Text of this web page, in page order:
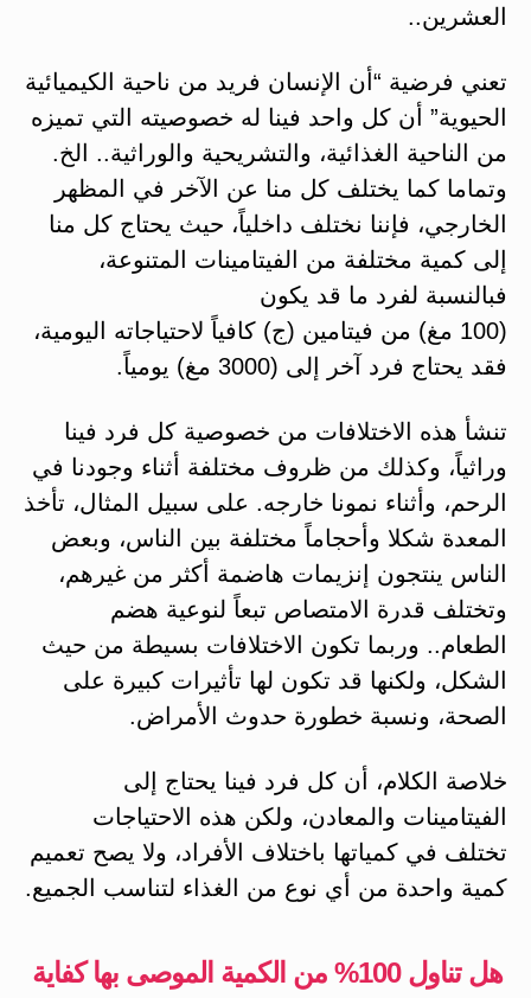
العشرين..
تعني فرضية “أن الإنسان فريد من ناحية الكيميائية
الحيوية” أن كل واحد فينا له خصوصيته التي تميزه
من الناحية الغذائية، والتشريحية والوراثية.. الخ.
وتماما كما يختلف كل منا عن الآخر في المظهر
الخارجي، فإننا نختلف داخلياً، حيث يحتاج كل منا
إلى كمية مختلفة من الفيتامينات المتنوعة،
فبالنسبة لفرد ما قد يكون
(100 مغ) من فيتامين (ج) كافياً لاحتياجاته اليومية،
فقد يحتاج فرد آخر إلى (3000 مغ) يومياً.
تنشأ هذه الاختلافات من خصوصية كل فرد فينا
وراثياً، وكذلك من ظروف مختلفة أثناء وجودنا في
الرحم، وأثناء نمونا خارجه. على سبيل المثال، تأخذ
المعدة شكلا وأحجاماً مختلفة بين الناس، وبعض
الناس ينتجون إنزيمات هاضمة أكثر من غيرهم،
وتختلف قدرة الامتصاص تبعاً لنوعية هضم
الطعام.. وربما تكون الاختلافات بسيطة من حيث
الشكل، ولكنها قد تكون لها تأثيرات كبيرة على
الصحة، ونسبة خطورة حدوث الأمراض.
خلاصة الكلام، أن كل فرد فينا يحتاج إلى
الفيتامينات والمعادن، ولكن هذه الاحتياجات
تختلف في كمياتها باختلاف الأفراد، ولا يصح تعميم
كمية واحدة من أي نوع من الغذاء لتناسب الجميع.
هل تناول 100% من الكمية الموصى بها كفاية